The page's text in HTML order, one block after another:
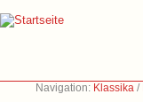
Navigation: Klassika /